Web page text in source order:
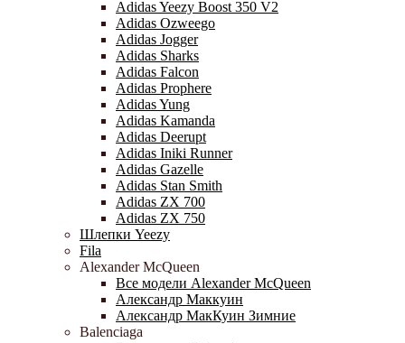
Adidas Yeezy Boost 350 V2
Adidas Ozweego
Adidas Jogger
Adidas Sharks
Adidas Falcon
Adidas Prophere
Adidas Yung
Adidas Kamanda
Adidas Deerupt
Adidas Iniki Runner
Adidas Gazelle
Adidas Stan Smith
Adidas ZX 700
Adidas ZX 750
Шлепки Yeezy
Fila
Alexander McQueen
Все модели Alexander McQueen
Александр Маккуин
Александр МакКуин Зимние
Balenciaga